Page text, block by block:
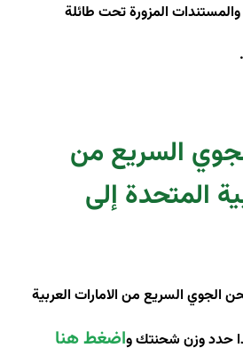
المزورة تحت طائلة
السريع من
المتحدة إلى
الجوي السريع من الامارات العربية
حدد وزن شحنتك واضغط هنا